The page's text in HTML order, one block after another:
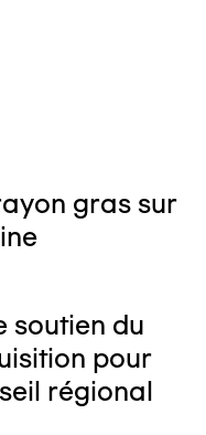
gras sur
soutien du
pour
régional